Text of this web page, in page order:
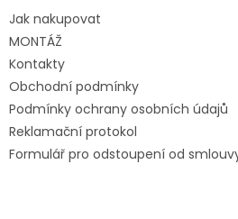
Jak nakupovat
MONTÁŽ
Kontakty
Obchodní podmínky
Podmínky ochrany osobních údajů
Reklamační protokol
Formulář pro odstoupení od